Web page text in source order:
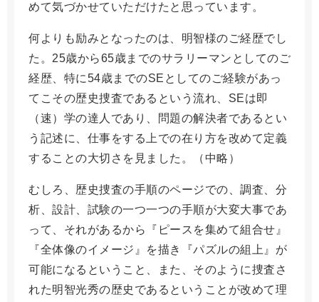
めて気づかせていただけたと思っています。
何よりも励みとなったのは、明智様のご経歴でし
た。25歳から65歳までのサラリーマンとしてのご
経歴、特に54歳までのSEとしてのご経験があっ
てこその歴史捜査であるという流れ、SEは即
（速）学の達人であり、問題の解決者であるとい
う記述に、仕事をする上での在り方を改めて定義
することの大切さを見ました。（中略）
むしろ、歴史捜査の手順のページでの、調査、分
析、設計、試験の一つ一つの手順が大変大事であ
って、それがあるから『ピースを集めて組合せ』
『全体像のイメージ』を描き『パズルの組上』が
可能になるということ、また、そのように捜査さ
れた明智光秀の歴史であるということが改めて理